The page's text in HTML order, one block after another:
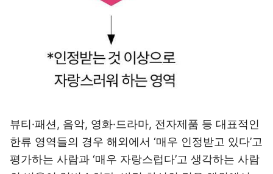
뷰티·패션, 음악, 영화·드라마, 전자제품 등 대표적인
한류 영역들의 경우 해외에서 ‘매우 인정받고 있다’고
평가하는 사람과 ‘매우 자랑스럽다’고 생각하는 사람